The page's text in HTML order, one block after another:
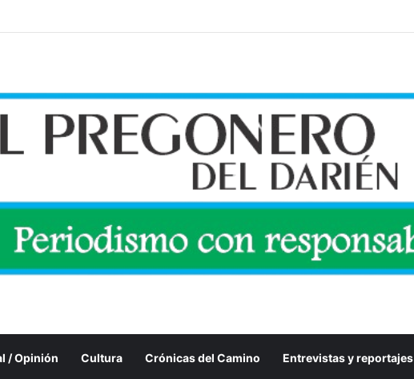
/ Opinión Cultura Crónicas del Camino Entrevistas y reportajes